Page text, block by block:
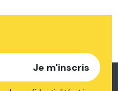
Je m'inscris